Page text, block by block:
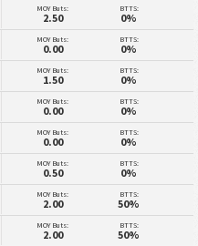
MOY Buts:
2.50
BTTS:
0%
MOY Buts:
0.00
BTTS:
0%
MOY Buts:
1.50
BTTS:
0%
MOY Buts:
0.00
BTTS:
0%
MOY Buts:
0.00
BTTS:
0%
MOY Buts:
0.50
BTTS:
0%
MOY Buts:
2.00
BTTS:
50%
MOY Buts:
2.00
BTTS:
50%